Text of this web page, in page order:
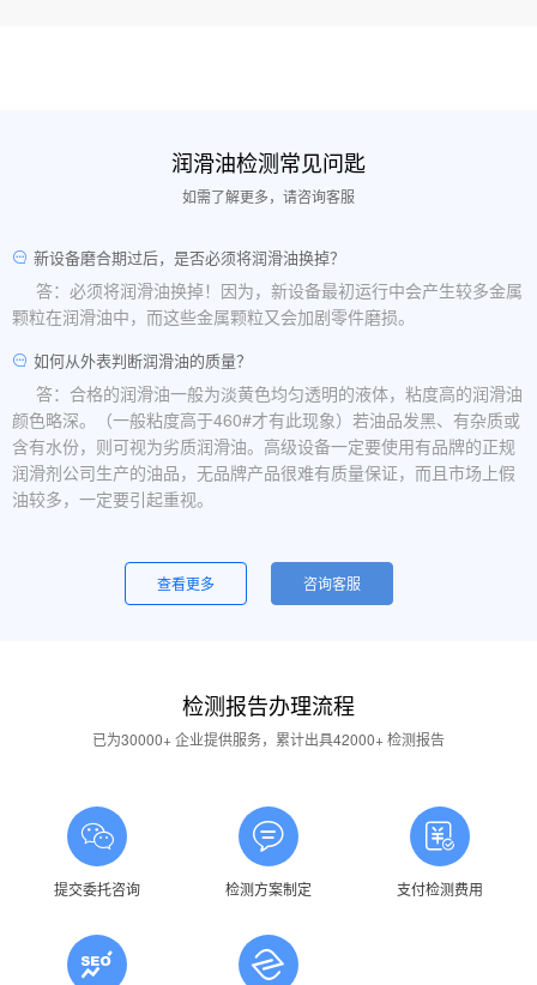
润滑油检测常见问匙
如需了解更多，请咨询客服
新设备磨合期过后，是否必须将润滑油换掉？
答：必须将润滑油换掉！因为，新设备最初运行中会产生较多金属
颗粒在润滑油中，而这些金属颗粒又会加剧零件磨损。
如何从外表判断润滑油的质量？
答：合格的润滑油一般为淡黄色均匀透明的液体，粘度高的润滑油
颜色略深。（一般粘度高于460#才有此现象）若油品发黑、有杂质或
含有水份，则可视为劣质润滑油。高级设备一定要使用有品牌的正规
润滑剂公司生产的油品，无品牌产品很难有质量保证，而且市场上假
油较多，一定要引起重视。
一般是润滑油质量问题，合格的润滑油使用中不应出现大量泡沫，
用户不应采用会产生泡沫的润滑油。还有一个可能的原因是混油可能
答：一般情况下油品发白是由于油箱进水后造成的，是乳化现象，
应避免水进入润滑油箱体或避免雨水进入已开封的油桶中。具体操作
润滑油的号数是什么意思？
答：根据ISO标准，工业润滑油按40℃ 温度条件下测定的粘度分
为若干个粘度等级，数据越大则粘度越高，因此润滑油的号数指其粘
润滑油粘度高是否说明润滑油质量好？
查看更多 咨询客服
检测报告办理流程
已为30000+ 企业提供服务，累计出具42000+ 检测报告
提交委托咨询 检测方案制定 支付检测费用